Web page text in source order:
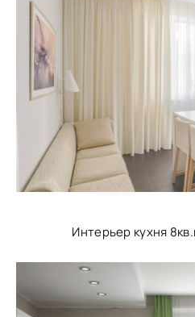
Интерьер кухня